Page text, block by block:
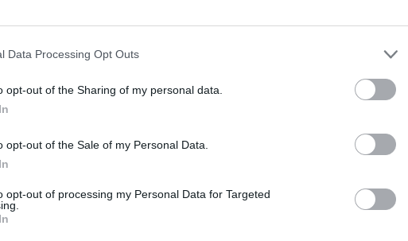
Data Processing Opt Outs
opt-out of the Sharing of my personal data.
opt-out of the Sale of my Personal Data.
opt-out of processing my Personal Data for Targeted
apprécié l’article ?